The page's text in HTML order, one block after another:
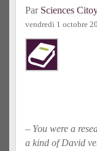
Par Sciences
vendredi 1 octobre
– You were a
a kind of David